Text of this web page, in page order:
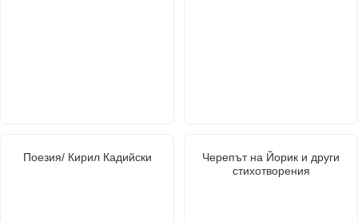
Поезия/ Кирил Кадийски
Черепът на Йорик и други
стихотворения